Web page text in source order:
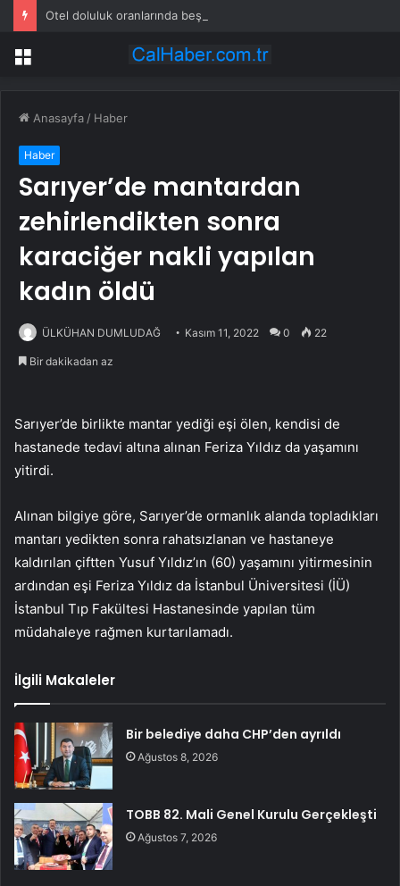
Otel doluluk oranlarında beş yılın düşük Haziran ayı
Menü
Anasayfa / Haber
Haber
Sarıyer’de mantardan
zehirlendikten sonra
karaciğer nakli yapılan
kadın öldü
ÜLKÜHAN DUMLUDAĞ Kasım 11, 2022 0 22
Bir dakikadan az
Sarıyer’de birlikte mantar yediği eşi ölen, kendisi de
hastanede tedavi altına alınan Feriza Yıldız da yaşamını
yitirdi.
Alınan bilgiye göre, Sarıyer’de ormanlık alanda topladıkları
mantarı yedikten sonra rahatsızlanan ve hastaneye
kaldırılan çiftten Yusuf Yıldız’ın (60) yaşamını yitirmesinin
ardından eşi Feriza Yıldız da İstanbul Üniversitesi (İÜ)
İstanbul Tıp Fakültesi Hastanesinde yapılan tüm
müdahaleye rağmen kurtarılamadı.
İlgili Makaleler
Bir belediye daha CHP’den ayrıldı
Ağustos 8, 2026
TOBB 82. Mali Genel Kurulu Gerçekleşti
Ağustos 7, 2026